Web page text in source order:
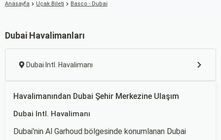
Anasayfa Uçak Bileti Basco - Dubai
Dubai Havalimanları
Dubai Intl. Havalimanı
Havalimanından Dubai Şehir Merkezine Ulaşım
Dubai Intl. Havalimanı
Dubai'nin Al Garhoud bölgesinde konumlanan Dubai